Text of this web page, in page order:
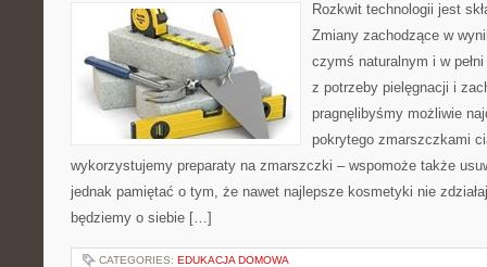
Rozkwit technologii jest
Zmiany zachodzące w
czymś naturalnym i w
z potrzeby pielęgnacji i
pragnęlibyśmy możliwie
pokrytego zmarszczkami
wykorzystujemy preparaty na zmarszczki – wspomoże także
jednak pamiętać o tym, że nawet najlepsze kosmetyki nie
będziemy o siebie […]
CATEGORIES: EDUKACJA DOMOWA